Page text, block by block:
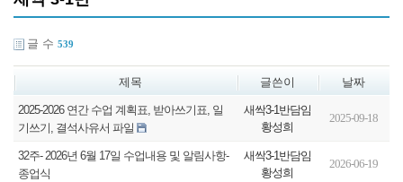
글 수 539
제목 글쓴이 날짜
2025-2026 연간 수업 계획표, 받아쓰기표, 일
기쓰기, 결석사유서 파일
새싹3-1반담임
황성희
2025-09-18
32주- 2026년 6월 17일 수업내용 및 알림사항-
종업식
새싹3-1반담임
황성희
2026-06-19